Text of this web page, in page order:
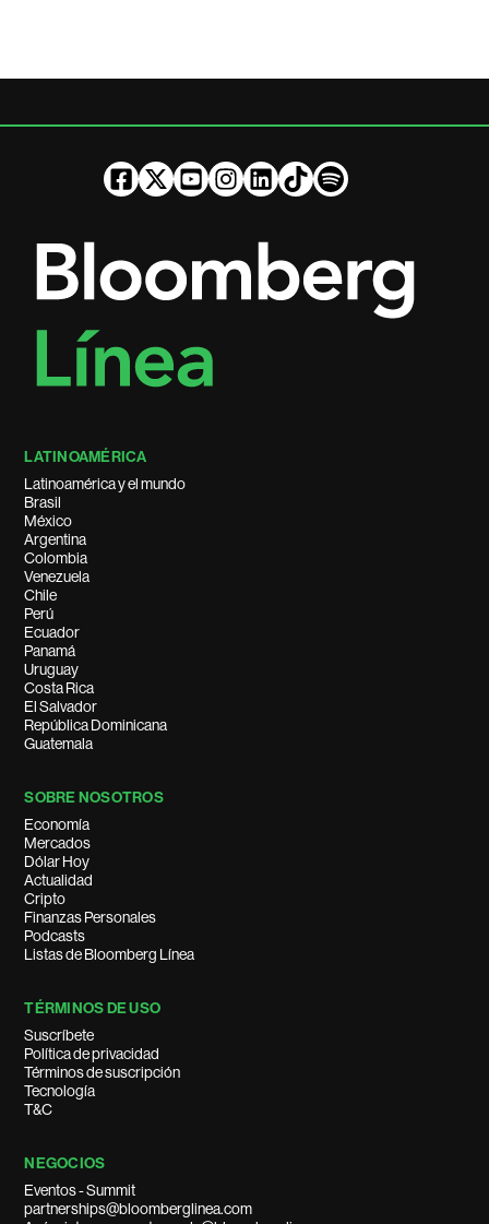
LATINOAMÉRICA
Latinoamérica y el mundo
Brasil
México
Argentina
Colombia
Venezuela
Chile
Perú
Ecuador
Panamá
Uruguay
Costa Rica
El Salvador
República Dominicana
Guatemala
SOBRE NOSOTROS
Economía
Mercados
Dólar Hoy
Actualidad
Cripto
Finanzas Personales
Podcasts
Listas de Bloomberg Línea
TÉRMINOS DE USO
Suscríbete
Política de privacidad
Términos de suscripción
Tecnología
T&C
NEGOCIOS
Eventos - Summit
partnerships@bloomberglinea.com